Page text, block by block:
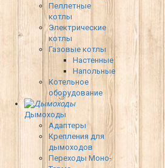
Пеллетные
котлы
Электрические
котлы
Газовые котлы
Настенные
Напольные
Котельное
оборудование
Дымоходы
Адаптеры
Крепления для
дымоходов
Переходы Моно-